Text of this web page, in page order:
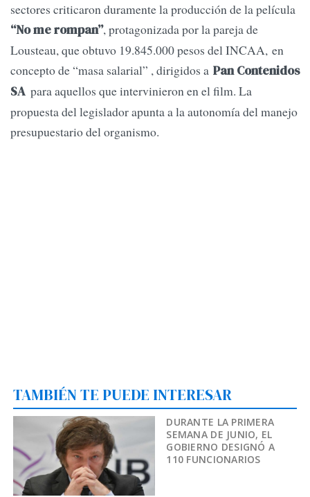
sectores criticaron duramente la producción de la película
“No me rompan”, protagonizada por la pareja de
Lousteau, que obtuvo 19.845.000 pesos del INCAA, en
concepto de “masa salarial” , dirigidos a Pan Contenidos
SA paraaquellos que intervinieron en el film. La
propuesta del legislador apunta a la autonomía del manejo
presupuestario del organismo.
TAMBIÉN TE PUEDE INTERESAR
DURANTE LA PRIMERA
SEMANA DE JUNIO, EL
GOBIERNO DESIGNÓ A
110 FUNCIONARIOS